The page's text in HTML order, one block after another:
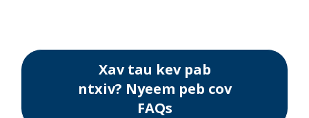
Xav tau kev pab
ntxiv? Nyeem peb cov
FAQs